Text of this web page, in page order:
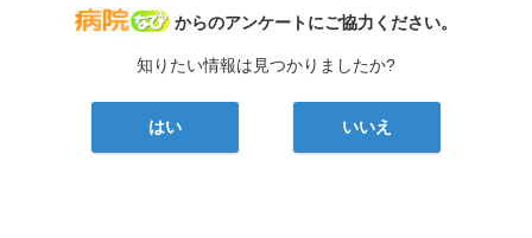
病院なび
からのアンケートにご協力ください。
知りたい情報は見つかりましたか?
はい いいえ